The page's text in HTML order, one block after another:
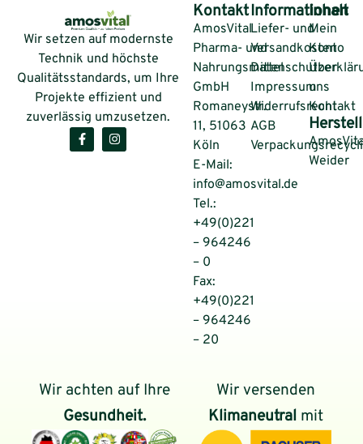
Wir setzen auf modernste
Technik und höchste
Qualitätsstandards, um Ihre
Projekte effizient und
zuverlässig umzusetzen.
Kontakt
AmosVital
Pharma- und
Nahrungsmittel
GmbH
Romaneystr.
11, 51063
Köln
E-Mail:
info@amosvital.de
Tel.:
+49(0)221
– 964246
– 0
Fax:
+49(0)221
– 964246
– 20
Informationen
Liefer- und
Versandkosten
Impressum
Widerrufsrecht
AGB
Inhalt
Mein
Konto
Über
uns
Kontakt
Weider
Wir achten auf Ihre
Gesundheit.
Wir versenden
Klimaneutral mit